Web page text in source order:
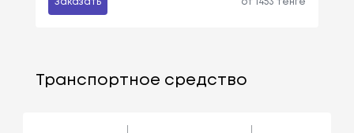
Транспортное средство